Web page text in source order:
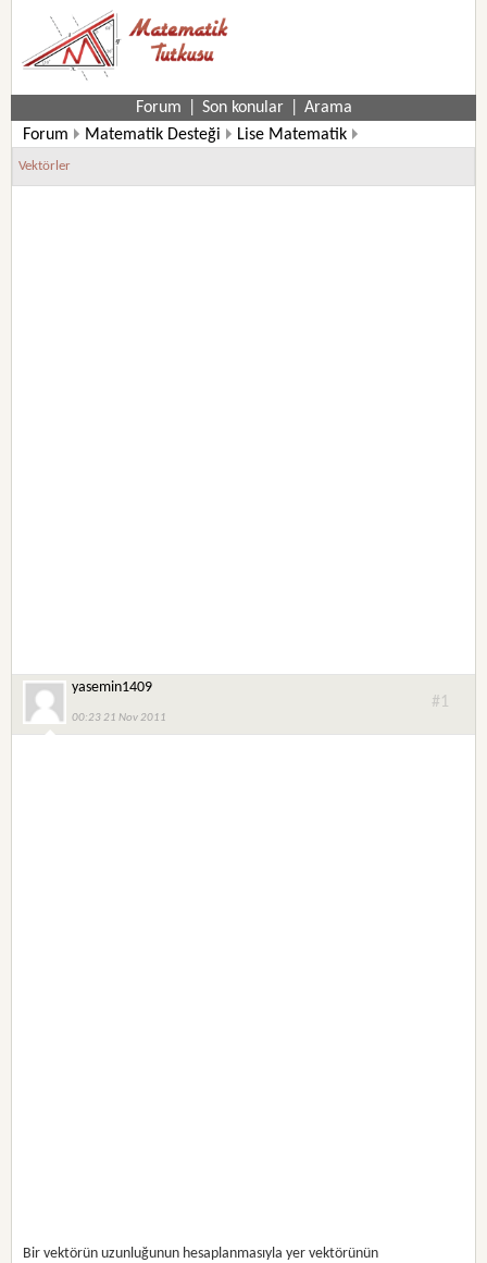
Forum Son konular
Arama
Forum
Matematik Desteği
Lise Matematik
9. Sınıf Matematik Soruları
Vektörler
yasemin1409
00:23 21 Nov 2011
#1
Bir vektörün uzunluğunun hesaplanmasıyla yer vektörünün